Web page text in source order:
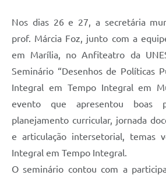
Empreendedores
Galeria de Fotos
Galeria de Vídeos
Contas Públicas
Legislação
Nos dias 26 e 27, a secretária
prof. Márcia Foz, junto com a
em Marília, no Anfiteatro da
Seminário “Desenhos de Políticas
Integral em Tempo Integral em
evento que apresentou boas
planejamento curricular, jornada
e articulação intersetorial, temas
Integral em Tempo Integral.
O seminário contou com a